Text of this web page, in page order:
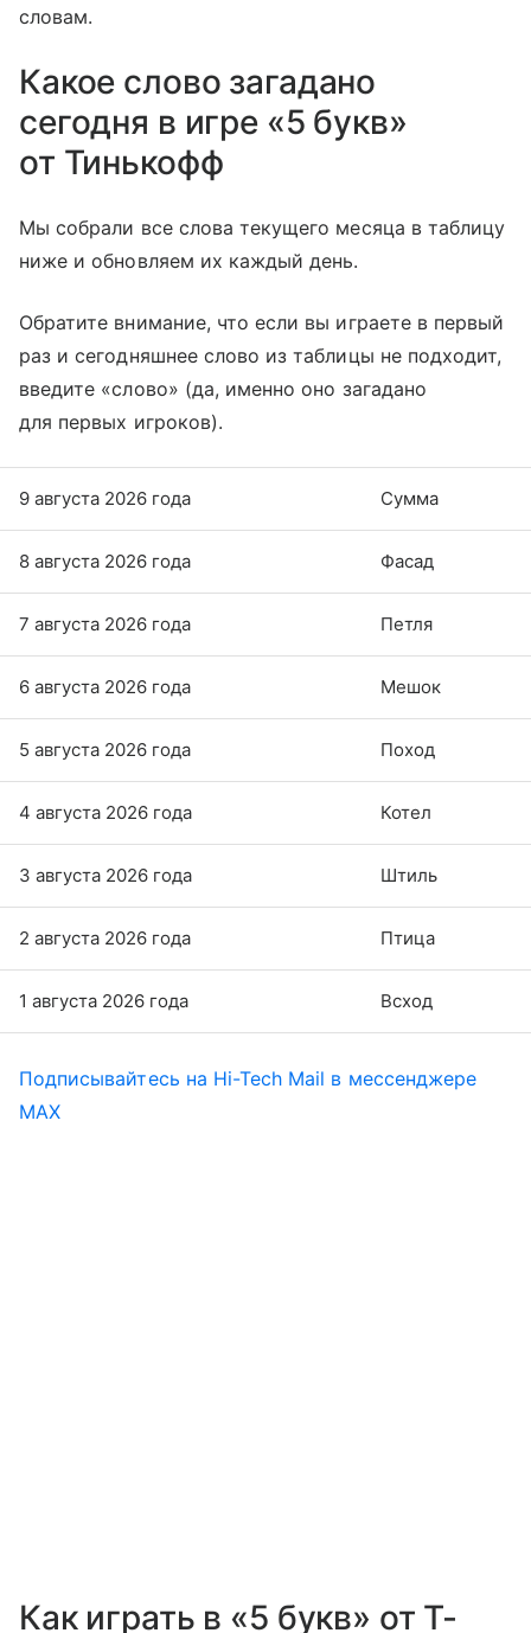
словам.
Какое слово загадано
сегодня в игре «5 букв»
от Тинькофф
Мы собрали все слова текущего месяца в таблицу
ниже и обновляем их каждый день.
Обратите внимание, что если вы играете в первый
раз и сегодняшнее слово из таблицы не подходит,
введите «слово» (да, именно оно загадано
для первых игроков).
9 августа 2026 года Сумма
8 августа 2026 года Фасад
7 августа 2026 года Петля
6 августа 2026 года Мешок
5 августа 2026 года Поход
4 августа 2026 года Котел
3 августа 2026 года Штиль
2 августа 2026 года Птица
1 августа 2026 года Всход
Подписывайтесь на Hi-Tech Mail в мессенджере
MAX
Как играть в «5 букв» от Т-